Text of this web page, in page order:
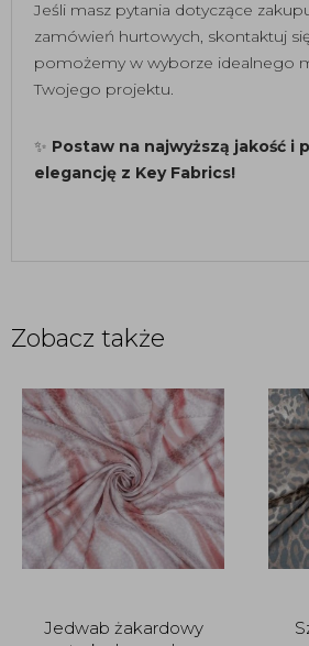
Jeśli masz pytania dotyczące
zamówień hurtowych, skontaktuj
pomożemy w wyborze idealnego
Twojego projektu.
✨ Postaw na najwyższą jakość i
elegancję z Key Fabrics!
Zobacz także
Jedwab żakardowy